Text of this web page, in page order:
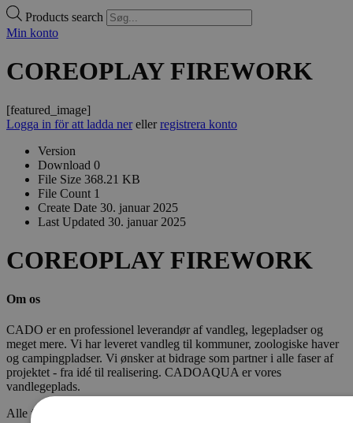
Products search
Min konto
COREOPLAY FIREWORK
[featured_image]
Logga in för att ladda nerellerregistrera konto
Version
Download 0
File Size 368.21 KB
File Count 1
Create Date 30. januar 2025
Last Updated 30. januar 2025
COREOPLAY FIREWORK
Om os
CADO er en professionel leverandør af vandleg, legepladser og
meget mere. Vi har leveret vandleg til kommuner, zoologiske haver
og campingpladser. Vi ønsker at bidrage som partner i alle faser af
projektet - fra idé til realisering. CADOAQUA er vores
vandlegeplads.
Alle fakta om CADO er tilgængelige